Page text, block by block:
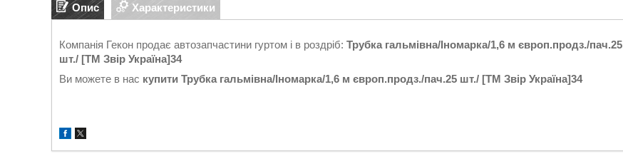
Опис Характеристики
Компанія Гекон продає автозапчастини гуртом і в роздріб: Трубка гальмівна/Іномарка/1,6 м європ.продз./пач.25
шт./ [ТМ Звір Україна]34
Ви можете в нас купити Трубка гальмівна/Іномарка/1,6 м європ.продз./пач.25 шт./ [ТМ Звір Україна]34